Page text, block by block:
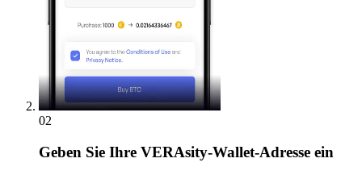
02
Geben Sie Ihre VERAsity-Wallet-Adresse ein